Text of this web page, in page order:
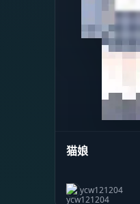
猫娘
ycw121204